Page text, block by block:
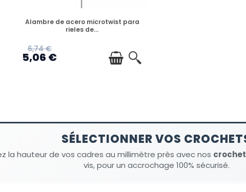
DISPONIBLE
Alambre de acero microtwist para
rieles de...
6,74 €
5,06 €
SÉLECTIONNER VOS
la hauteur de vos cadres au millimètre près avec nos
vis, pour un accrochage 100% sécurisé.